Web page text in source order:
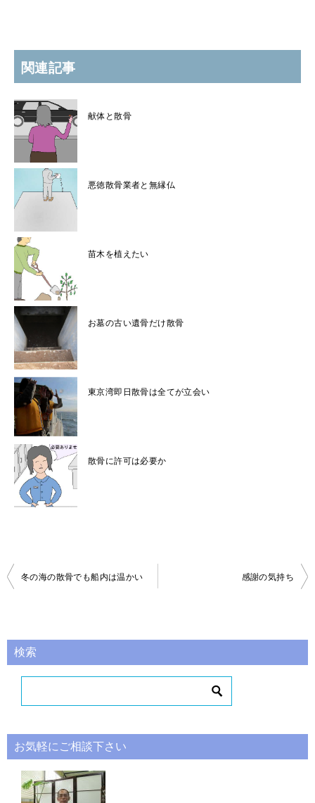
関連記事
献体と散骨
悪徳散骨業者と無縁仏
苗木を植えたい
お墓の古い遺骨だけ散骨
東京湾即日散骨は全てが立会い
散骨に許可は必要か
投
ビ
ゲ
ョ
ン
冬の海の散骨でも船内は温かい 感謝の気持ち
検索
お気軽にご相談下さい